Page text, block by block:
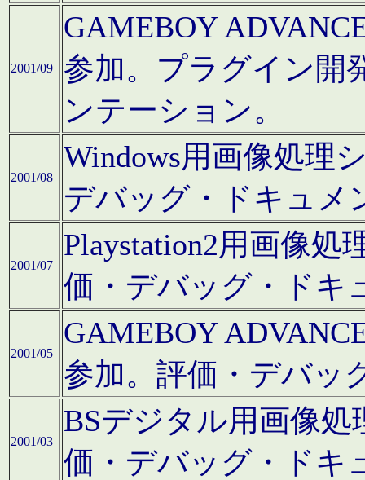
2001/09
GAMEBOY
参加。プラグイン開
ンテーション。
2001/08
Windows用画像処理
デバッグ・ドキュメ
2001/07
Playstation2用画像
価・デバッグ・ドキ
2001/05
GAMEBOY
参加。評価・デバッ
2001/03
BSデジタル用画像
価・デバッグ・ドキ